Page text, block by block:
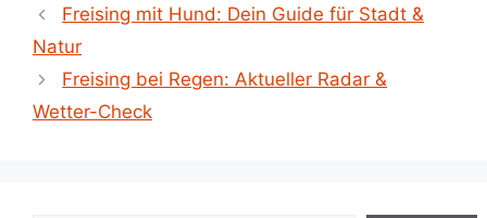
Freising mit Hund: Dein Guide für Stadt &
Natur
Freising bei Regen: Aktueller Radar &
Wetter-Check